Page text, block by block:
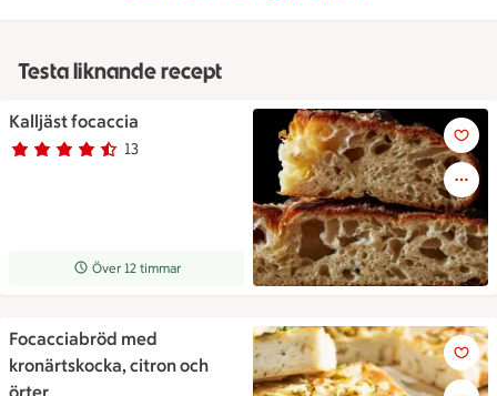
Testa liknande recept
Kalljäst focaccia
Betyg 4.2 av 5. 13
13 personer har röstat
Receptet tar Över 12 timmar att tillaga
Över 12 timmar
Kalljäst focaccia
Focacciabröd med
kronärtskocka, citron och
Focacciabröd med